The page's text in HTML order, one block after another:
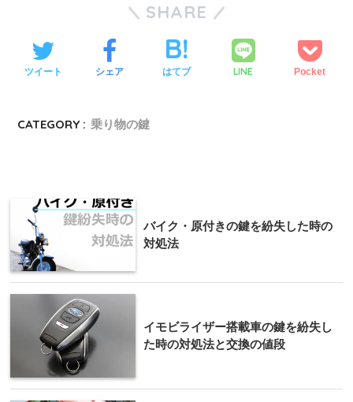
SHARE
ツイート シェア はてブ LINE Pocket
CATEGORY : 乗り物の鍵
バイク・原付きの鍵を紛失した時の
対処法
イモビライザー搭載車の鍵を紛失し
た時の対処法と交換の値段